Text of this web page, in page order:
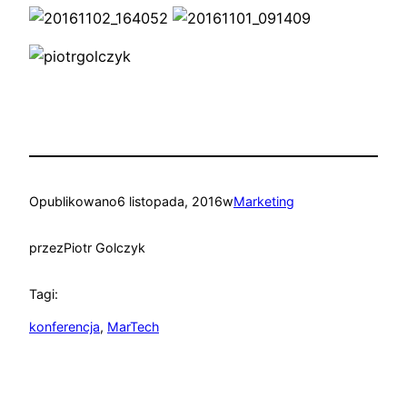
Opublikowano6 listopada, 2016wMarketing
przezPiotr Golczyk
Tagi:
konferencja, MarTech